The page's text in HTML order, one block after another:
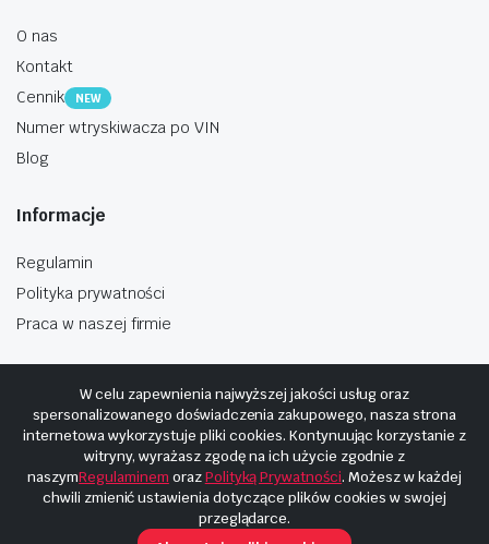
O nas
Kontakt
Cennik
NEW
Numer wtryskiwacza po VIN
Blog
Informacje
Regulamin
Polityka prywatności
Praca w naszej firmie
Copyright © 2025 Hosting i budowa Cyberplaneta.pl
W celu zapewnienia najwyższej jakości usług oraz
spersonalizowanego doświadczenia zakupowego, nasza strona
internetowa wykorzystuje pliki cookies. Kontynuując korzystanie z
witryny, wyrażasz zgodę na ich użycie zgodnie z
naszymRegulaminem orazPolityką Prywatności. Możesz w każdej
chwili zmienić ustawienia dotyczące plików cookies w swojej
przeglądarce.